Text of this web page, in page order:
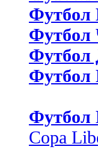
Футбол
Футбол
Футбол
Футбол
Футбол
Copa